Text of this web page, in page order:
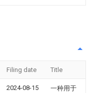
Filing date Title
2024-08-15
一种用于